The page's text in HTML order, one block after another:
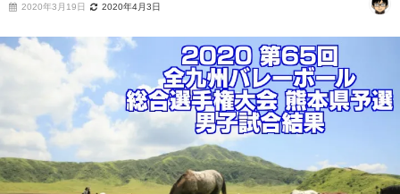
2020年3月19日 2020年4月3日